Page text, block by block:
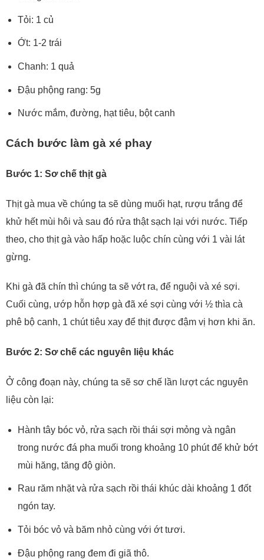
Tỏi: 1 củ
Ớt: 1-2 trái
Chanh: 1 quả
Đậu phộng rang: 5g
Nước mắm, đường, hạt tiêu, bột canh
Cách bước làm gà xé phay
Bước 1: Sơ chế thịt gà
Thịt gà mua về chúng ta sẽ dùng muối hạt, rượu trắng để
khử hết mùi hôi và sau đó rửa thật sạch lại với nước. Tiếp
theo, cho thịt gà vào hấp hoặc luộc chín cùng với 1 vài lát
gừng.
Khi gà đã chín thì chúng ta sẽ vớt ra, để nguội và xé sợi.
Cuối cùng, ướp hỗn hợp gà đã xé sợi cùng với ½ thìa cà
phê bộ canh, 1 chút tiêu xay để thịt được đậm vị hơn khi ăn.
Bước 2: Sơ chế các nguyên liệu khác
Ở công đoạn này, chúng ta sẽ sơ chế lần lượt các nguyên
liệu còn lại:
Hành tây bóc vỏ, rửa sạch rồi thái sợi mỏng và ngân
trong nước đá pha muối trong khoảng 10 phút để khử bớt
mùi hăng, tăng độ giòn.
Rau răm nhặt và rửa sạch rồi thái khúc dài khoảng 1 đốt
ngón tay.
Tỏi bóc vỏ và băm nhỏ cùng với ớt tươi.
Đậu phộng rang đem đi giã thô.